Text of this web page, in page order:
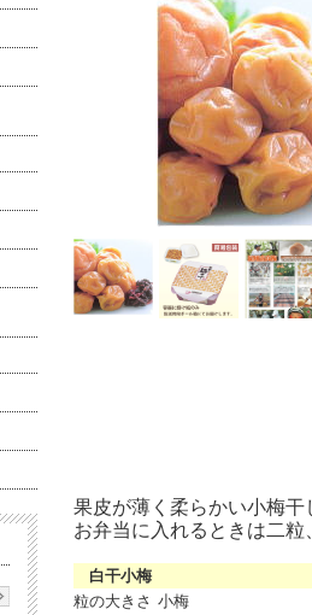
果皮が薄く柔らかい小梅干
お弁当に入れるときは二
白干小梅
粒の大きさ 小梅